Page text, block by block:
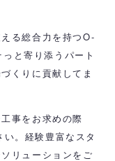
る総合力を持つO-
と寄り添うパート
くりに貢献してま
事をお求めの際
。経験豊富なスタ
リューションをご